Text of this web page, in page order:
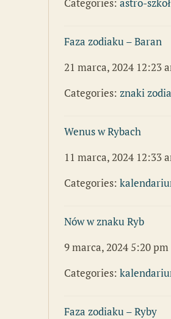
Faza zodiaku – Baran
21 marca, 2024 12:23
Categories: znaki
Wenus w Rybach
11 marca, 2024 12:33
Categories:
Nów w znaku Ryb
9 marca, 2024 5:20 pm
Categories:
Faza zodiaku – Ryby